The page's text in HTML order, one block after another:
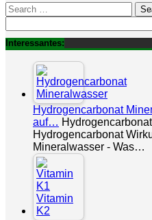
Search
for:
Interessantes:
Hydrogencarbonat
auf…
Hydrogencarbonat
Mineralwasser - Was…